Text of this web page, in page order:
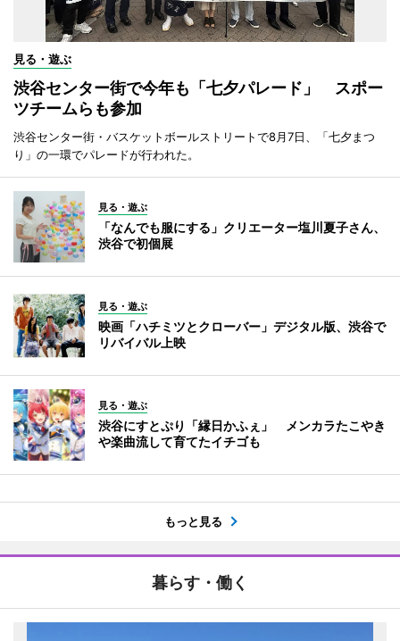
見る・遊ぶ
渋谷センター街で今年も「七夕パレード」 スポー
ツチームらも参加
渋谷センター街・バスケットボールストリートで8月7日、「七夕まつ
り」の一環でパレードが行われた。
見る・遊ぶ
「なんでも服にする」クリエーター塩川夏子さん、
渋谷で初個展
見る・遊ぶ
映画「ハチミツとクローバー」デジタル版、渋谷で
リバイバル上映
見る・遊ぶ
渋谷にすとぷり「縁日かふぇ」 メンカラたこやき
や楽曲流して育てたイチゴも
もっと見る
暮らす・働く